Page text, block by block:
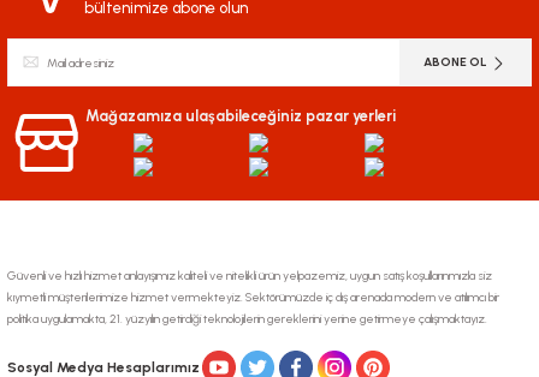
bültenimize abone olun
ABONE OL
Mağazamıza ulaşabileceğiniz pazar yerleri
Güvenli ve hızlı hizmet anlayışımız kaliteli ve nitelikli ürün yelpazemiz, uygun satış koşullarınmızla siz
kıymetli müşterilerimize hizmet vermekteyiz. Sektörümüzde iç dış arenada modern ve atılımcı bir
politika uygulamakta, 21. yüzyılın getirdiği teknolojilerin gereklerini yerine getirmeye çalışmaktayız.
Sosyal Medya Hesaplarımız